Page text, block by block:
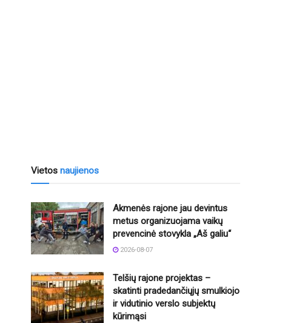
Vietos naujienos
Akmenės rajone jau devintus
metus organizuojama vaikų
prevencinė stovykla „Aš galiu“
2026-08-07
Telšių rajone projektas –
skatinti pradedančiųjų smulkiojo
ir vidutinio verslo subjektų
kūrimąsi